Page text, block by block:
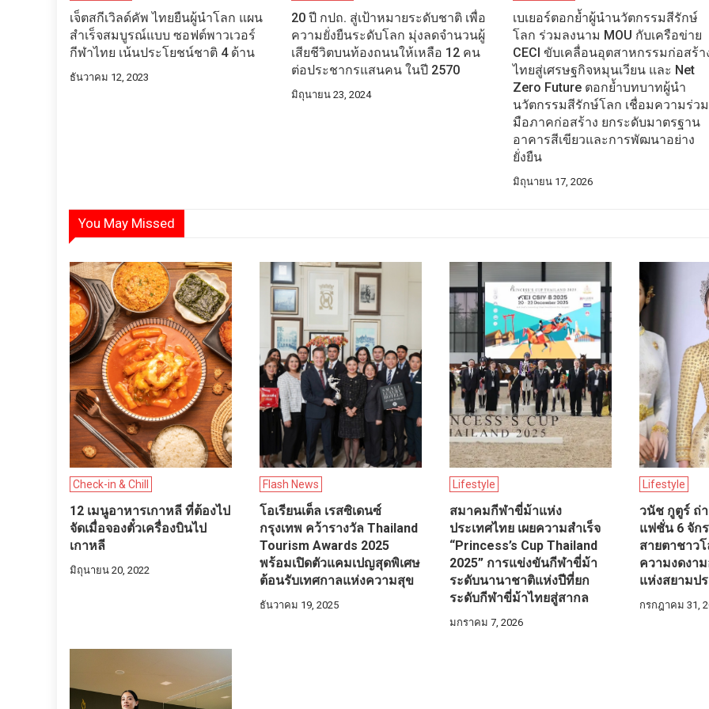
เจ็ตสกีเวิลด์คัพ ไทยยืนผู้นำโลก แผน
สำเร็จสมบูรณ์แบบ ซอฟต์พาวเวอร์
กีฬาไทย เน้นประโยชน์ชาติ 4 ด้าน
ธันวาคม 12, 2023
20 ปี กปถ. สู่เป้าหมายระดับชาติ เพื่อ
ความยั่งยืนระดับโลก มุ่งลดจำนวนผู้
เสียชีวิตบนท้องถนนให้เหลือ 12 คน
ต่อประชากรแสนคน ในปี 2570
มิถุนายน 23, 2024
เบเยอร์ตอกย้ำผู้นำนวัตกรรมสีรักษ์
โลก ร่วมลงนาม MOU กับเครือข่าย
CECI ขับเคลื่อนอุตสาหกรรมก่อสร้า
ไทยสู่เศรษฐกิจหมุนเวียน และ Net
Zero Future ตอกย้ำบทบาทผู้นำ
นวัตกรรมสีรักษ์โลก เชื่อมความร่วม
มือภาคก่อสร้าง ยกระดับมาตรฐาน
อาคารสีเขียวและการพัฒนาอย่าง
ยั่งยืน
มิถุนายน 17, 2026
You May Missed
Check-in & Chill
12 เมนูอาหารเกาหลี ที่ต้องไป
จัดเมื่อจองตั๋วเครื่องบินไป
เกาหลี
มิถุนายน 20, 2022
Flash News
โอเรียนเต็ล เรสซิเดนซ์
กรุงเทพ คว้ารางวัล Thailand
Tourism Awards 2025
พร้อมเปิดตัวแคมเปญสุดพิเศษ
ต้อนรับเทศกาลแห่งความสุข
ธันวาคม 19, 2025
Lifestyle
สมาคมกีฬาขี่ม้าแห่ง
ประเทศไทย เผยความสำเร็จ
“Princess’s Cup Thailand
2025” การแข่งขันกีฬาขี่ม้า
ระดับนานาชาติแห่งปีที่ยก
ระดับกีฬาขี่ม้าไทยสู่สากล
มกราคม 7, 2026
Lifestyle
วนัช กูตูร์ ถ่
แฟชั่น 6 จัก
สายตาชาว
ความงดงา
แห่งสยามป
กรกฎาคม 31,